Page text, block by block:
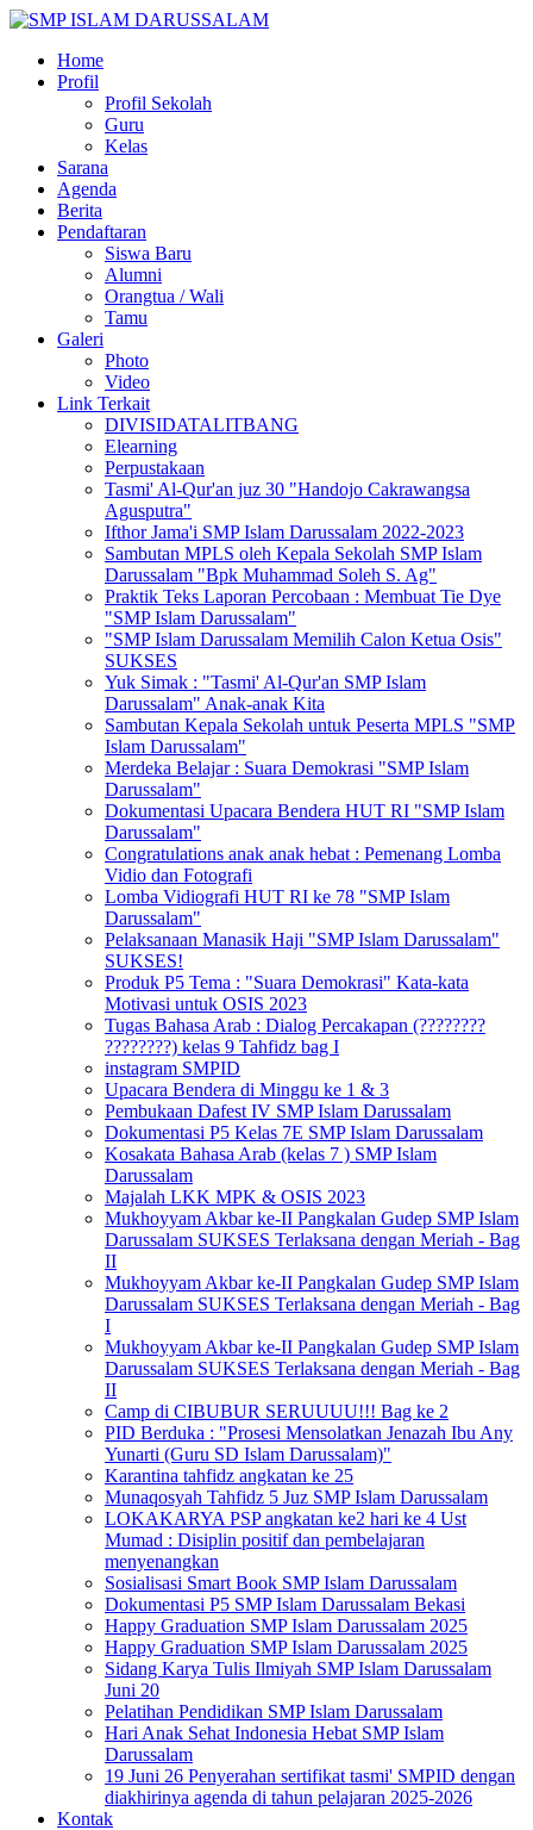
Home
Profil
Profil Sekolah
Guru
Kelas
Sarana
Agenda
Berita
Pendaftaran
Siswa Baru
Alumni
Orangtua / Wali
Tamu
Galeri
Photo
Video
Link Terkait
DIVISIDATALITBANG
Elearning
Perpustakaan
Tasmi' Al-Qur'an juz 30 "Handojo Cakrawangsa
Agusputra"
Ifthor Jama'i SMP Islam Darussalam 2022-2023
Sambutan MPLS oleh Kepala Sekolah SMP Islam
Darussalam "Bpk Muhammad Soleh S. Ag"
Praktik Teks Laporan Percobaan : Membuat Tie Dye
"SMP Islam Darussalam"
"SMP Islam Darussalam Memilih Calon Ketua Osis"
SUKSES
Yuk Simak : "Tasmi' Al-Qur'an SMP Islam
Darussalam" Anak-anak Kita
Sambutan Kepala Sekolah untuk Peserta MPLS "SMP
Islam Darussalam"
Merdeka Belajar : Suara Demokrasi "SMP Islam
Darussalam"
Dokumentasi Upacara Bendera HUT RI "SMP Islam
Darussalam"
Congratulations anak anak hebat : Pemenang Lomba
Vidio dan Fotografi
Lomba Vidiografi HUT RI ke 78 "SMP Islam
Darussalam"
Pelaksanaan Manasik Haji "SMP Islam Darussalam"
SUKSES!
Produk P5 Tema : "Suara Demokrasi" Kata-kata
Motivasi untuk OSIS 2023
Tugas Bahasa Arab : Dialog Percakapan (????????
????????) kelas 9 Tahfidz bag I
instagram SMPID
Upacara Bendera di Minggu ke 1 & 3
Pembukaan Dafest IV SMP Islam Darussalam
Dokumentasi P5 Kelas 7E SMP Islam Darussalam
Kosakata Bahasa Arab (kelas 7 ) SMP Islam
Darussalam
Majalah LKK MPK & OSIS 2023
Mukhoyyam Akbar ke-II Pangkalan Gudep SMP Islam
Darussalam SUKSES Terlaksana dengan Meriah - Bag
II
Mukhoyyam Akbar ke-II Pangkalan Gudep SMP Islam
Darussalam SUKSES Terlaksana dengan Meriah - Bag
I
Mukhoyyam Akbar ke-II Pangkalan Gudep SMP Islam
Darussalam SUKSES Terlaksana dengan Meriah - Bag
II
Camp di CIBUBUR SERUUUU!!! Bag ke 2
PID Berduka : "Prosesi Mensolatkan Jenazah Ibu Any
Yunarti (Guru SD Islam Darussalam)"
Karantina tahfidz angkatan ke 25
Munaqosyah Tahfidz 5 Juz SMP Islam Darussalam
LOKAKARYA PSP angkatan ke2 hari ke 4 Ust
Mumad : Disiplin positif dan pembelajaran
menyenangkan
Sosialisasi Smart Book SMP Islam Darussalam
Dokumentasi P5 SMP Islam Darussalam Bekasi
Happy Graduation SMP Islam Darussalam 2025
Happy Graduation SMP Islam Darussalam 2025
Sidang Karya Tulis Ilmiyah SMP Islam Darussalam
Juni 20
Pelatihan Pendidikan SMP Islam Darussalam
Hari Anak Sehat Indonesia Hebat SMP Islam
Darussalam
19 Juni 26 Penyerahan sertifikat tasmi' SMPID dengan
diakhirinya agenda di tahun pelajaran 2025-2026
Kontak